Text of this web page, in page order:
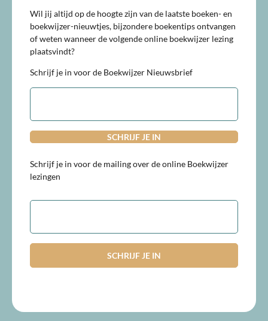
Wil jij altijd op de hoogte zijn van de laatste boeken- en
boekwijzer-nieuwtjes, bijzondere boekentips ontvangen
of weten wanneer de volgende online boekwijzer lezing
plaatsvindt?
Schrijf je in voor de Boekwijzer Nieuwsbrief
E-
Schrijf je in voor de mailing over de online Boekwijzer
lezingen
E-